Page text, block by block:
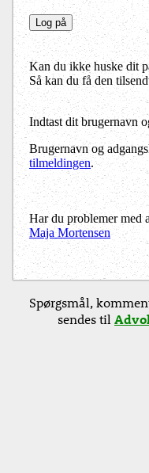
Kan du ikke huske dit
Så kan du få den
Indtast dit brugernavn
Brugernavn og
tilmeldingen.
Har du problemer med
Maja Mortensen
Spørgsmål,
sendes til